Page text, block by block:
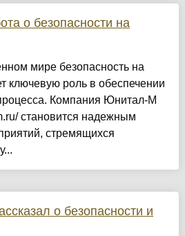
о безопасности на
ключевую роль в обеспечении
Компания Юнитал-М
становится надежным
стремящихся
о безопасности и